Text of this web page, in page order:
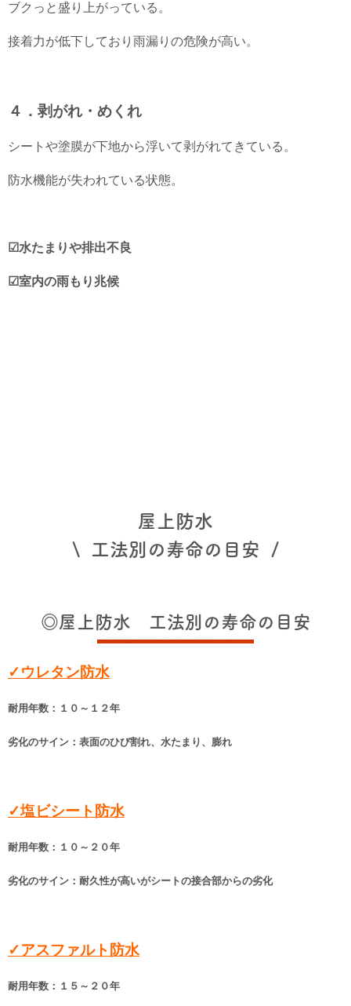
ブクっと盛り上がっている。
接着力が低下しており雨漏りの危険が高い。
４．剥がれ・めくれ
シートや塗膜が下地から浮いて剥がれてきている。
防水機能が失われている状態。
☑水たまりや排出不良
☑室内の雨もり兆候
屋上防水
\ 工法別の寿命の目安 /
◎屋上防水 工法別の寿命の目安
✓ウレタン防水
耐用年数：１０～１２年
劣化のサイン：表面のひび割れ、水たまり、膨れ
✓塩ビシート防水
耐用年数：１０～２０年
劣化のサイン：耐久性が高いがシートの接合部からの劣化
✓アスファルト防水
耐用年数：１５～２０年